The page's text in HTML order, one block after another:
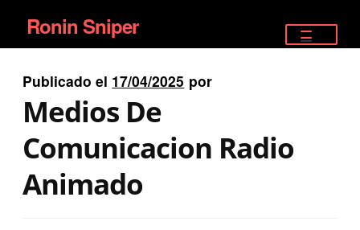
Ir
a
la
navegación
Ir
al
contenido
Ronin Sniper
EQUIPAMIENTO ÉLITE
RIFLES DEPORTIVOS
Publicado el 17/04/2025 por
Medios De
Comunicacion Radio
Animado